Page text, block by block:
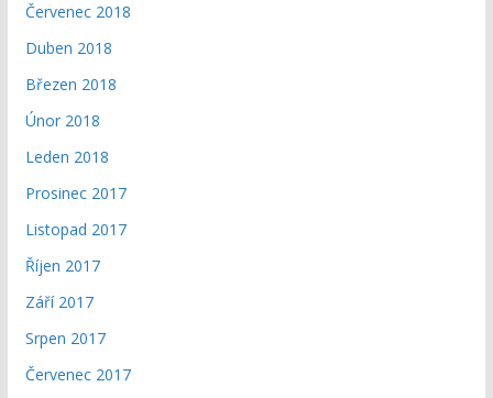
Červenec 2018
Duben 2018
Březen 2018
Únor 2018
Leden 2018
Prosinec 2017
Listopad 2017
Říjen 2017
Září 2017
Srpen 2017
Červenec 2017